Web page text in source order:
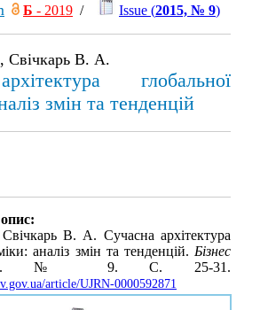
Б - 2019 / Issue (2015, № 9)
Свічкарь В. А.
глобальної
змін та тенденцій
В. А. Сучасна архітектура
аналіз змін та тенденцій. Бізнес
№ 9. С. 25-31.
article/UJRN-0000592871